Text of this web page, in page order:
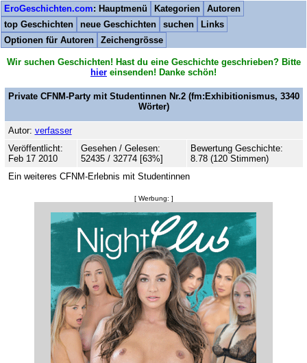
EroGeschichten.com: Hauptmenü Kategorien
Autoren
top Geschichten
neue Geschichten suchen
Links
Optionen für Autoren
Zeichengrösse
Wir suchen Geschichten! Hast du eine Geschichte geschrieben? Bitte
hier einsenden! Danke schön!
Private CFNM-Party mit Studentinnen Nr.2(fm:Exhibitionismus, 3340
Wörter)
Autor: verfasser
Veröffentlicht:
Feb 17 2010
Gesehen / Gelesen:
52435 / 32774 [63%]
Bewertung Geschichte:
8.78 (120 Stimmen)
Ein weiteres CFNM-Erlebnis mit Studentinnen
[ Werbung: ]